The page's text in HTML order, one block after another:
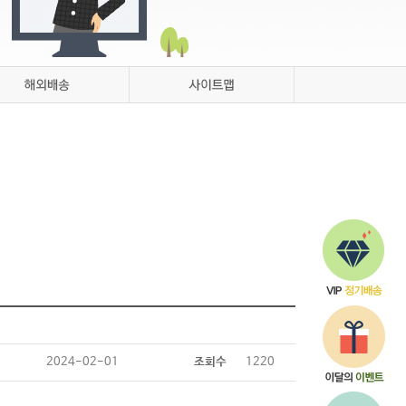
2024-02-01 조회수 1220